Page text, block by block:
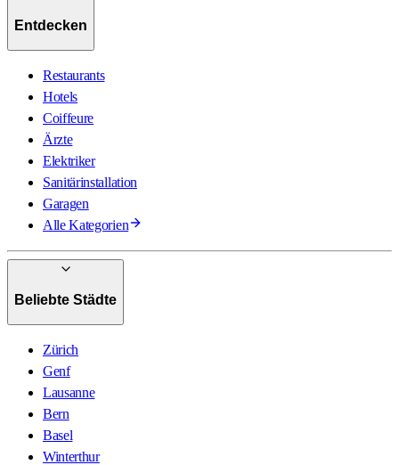
Entdecken
Restaurants
Hotels
Coiffeure
Ärzte
Elektriker
Sanitärinstallation
Garagen
Alle Kategorien
Beliebte Städte
Zürich
Genf
Lausanne
Bern
Basel
Winterthur